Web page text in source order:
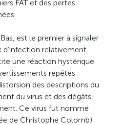
FAT et des pertes
est le premier à signaler
d’infection relativement
une réaction hystérique
répétés
des descriptions du
du virus et des dégâts
Ce virus fut nommé
de Christophe Colomb)